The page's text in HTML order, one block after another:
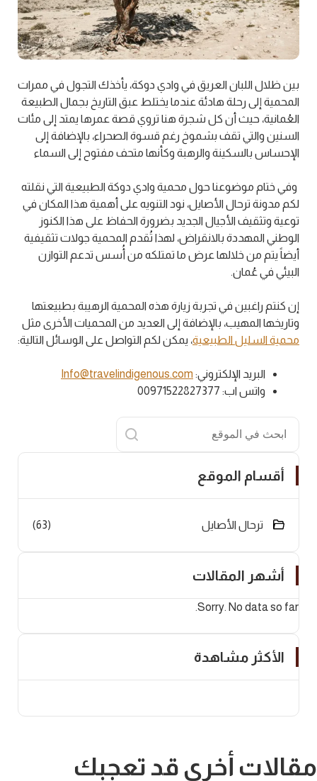
بين ظلال اللبان العريق في وادي دوكة، يأخذك التجول في ممرات
المحمية إلى رحلة هادئة عندما يختلط عبق التاريخ بجمال الطبيعة
العُمانية، حيث أن كل شجرة هنا تروي قصة عمرها يمتد إلى مئات
السنين والتي تقف بشموخ رغم قسوة الصحراء، بالإضافة إلى
الإحساس بالسكينة والرهبة وكأنها متحف مفتوح إلى السماء
وفي ختام موضوعنا حول محمية وادي دوكة الطبيعية التي نقلته
لكم مدونة ترحال الأصايل، نود التنويه على أهمية هذا المكان في
توعية وتثقيف الأجيال الجديد بضرورة الحفاظ على هذا الكنوز
الوطني المهددة بالانقراض، لهذا تُقدم المحمية جولات تثقيفية
أيضاً يتم من خلالها عرض ما تمتلكه من أُسس تدعم التوازن
البيئي في عُمان.
إن كنتم راغبين في تجربة زيارة هذه المحمية الرهيبة بطبيعتها
وتاريخها المهيب، بالإضافة إلى العديد من المحميات الأخرى مثل
محمية السليل الطبيعية، يمكن لكم التواصل على الوسائل التالية:
البريد الإلكتروني: Info@travelindigenous.com
واتس اب: 00971522827377
البحث
أقسام الموقع
ترحال الأصايل (63)
أشهر المقالات
Sorry. No data so far.
الأكثر مشاهدة
مقالات أخرى قد تعجبك